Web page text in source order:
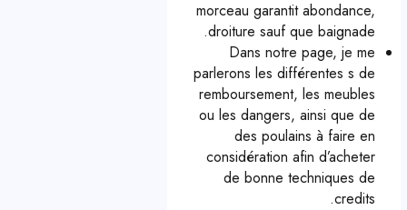
morceau garantit abondance,
droiture sauf que baignade.
Dans notre page, je me
parlerons les différentes s de
remboursement, les meubles
ou les dangers, ainsi que de
des poulains à faire en
considération afin d’acheter
de bonne techniques de
credits.